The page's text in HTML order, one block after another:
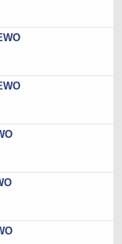
Gospodarczej
ścieków